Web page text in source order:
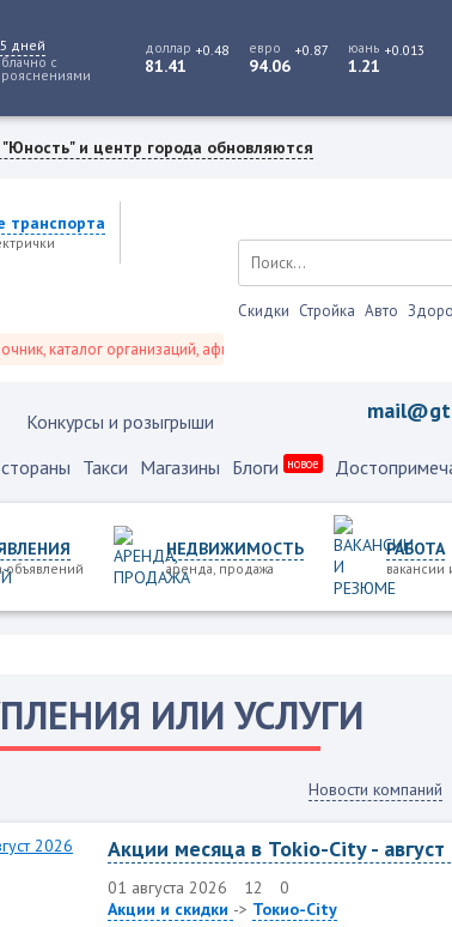
дней
с
доллар
81.41
+0.48 евро
94.06
+0.87 юань
1.21
+0.013
и центр города обновляются
транспорта
каталог организаций, афиша событий и не только это.
Скидки Стройка Авто
Конкурсы и розыгрыши
Такси Магазины Блоги новое
объявлений
НЕДВИЖИМОСТЬ
аренда, продажа
РАБОТА
ИЛИ УСЛУГИ
Новости компаний
Акции месяца в Tokio-City - август
01 августа 2026 12
0
Акции и скидки -> Токио-City